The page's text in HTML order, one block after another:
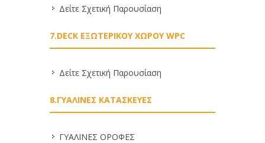
Δείτε Σχετική Παρουσίαση
7.DECK ΕΞΩΤΕΡΙΚΟΥ ΧΩΡΟΥ WPC
Δείτε Σχετική Παρουσίαση
8.ΓΥΑΛΙΝΕΣ ΚΑΤΑΣΚΕΥΕΣ
ΓΥΑΛΙΝΕΣ ΟΡΟΦΕΣ